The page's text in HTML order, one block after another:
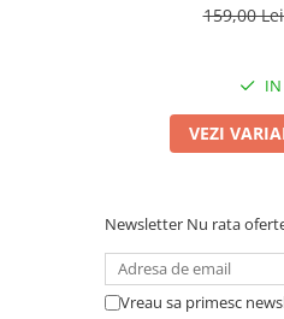
159,00
IN
VEZI
Newsletter Nu rata
Vreau sa primesc